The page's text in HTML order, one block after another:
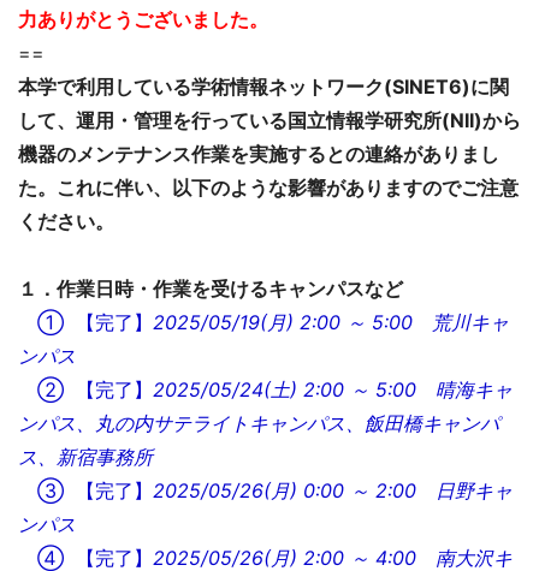
力ありがとうございました。
==
本学で利用している学術情報ネットワーク(SINET6)に関
して、運用・管理を行っている国立情報学研究所(NII)から
機器のメンテナンス作業を実施するとの連絡がありまし
た。これに伴い、以下のような影響がありますのでご注意
ください。
１．作業日時・作業を受けるキャンパスなど
① 【完了】 2025/05/19(月) 2:00 ～ 5:00 荒川キャ
ンパス
② 【完了】 2025/05/24(土) 2:00 ～ 5:00 晴海キャ
ンパス、丸の内サテライトキャンパス、飯田橋キャンパ
ス、新宿事務所
③ 【完了】 2025/05/26(月) 0:00 ～ 2:00 日野キャ
ンパス
④ 【完了】 2025/05/26(月) 2:00 ～ 4:00 南大沢キ